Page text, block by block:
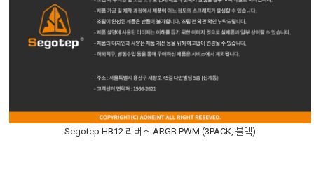
Segotep HB12 리버스 ARGB PWM (3PACK, 블랙)